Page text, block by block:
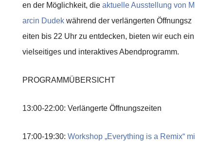
en der Möglichkeit, dieaktuelle Ausstellung von M
arcin Dudek während der verlängerten Öffnungsz
eiten bis 22 Uhr zu entdecken, bieten wir euch ein
vielseitiges und interaktives Abendprogramm.
PROGRAMMÜBERSICHT
13:00-22:00: Verlängerte Öffnungszeiten
17:00-19:30:Workshop „Everything is a Remix“ mi